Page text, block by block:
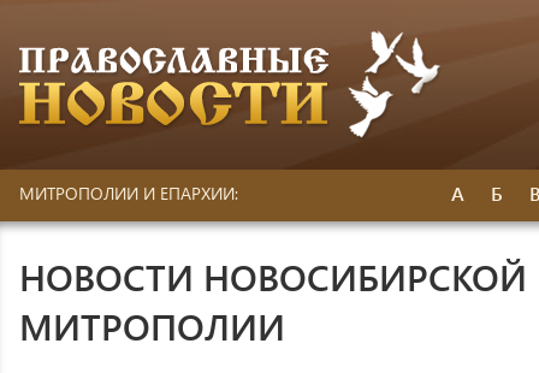
МИТРОПОЛИИ И ЕПАРХИИ: А Б
НОВОСТИ НОВОСИБИРСКОЙ
МИТРОПОЛИИ